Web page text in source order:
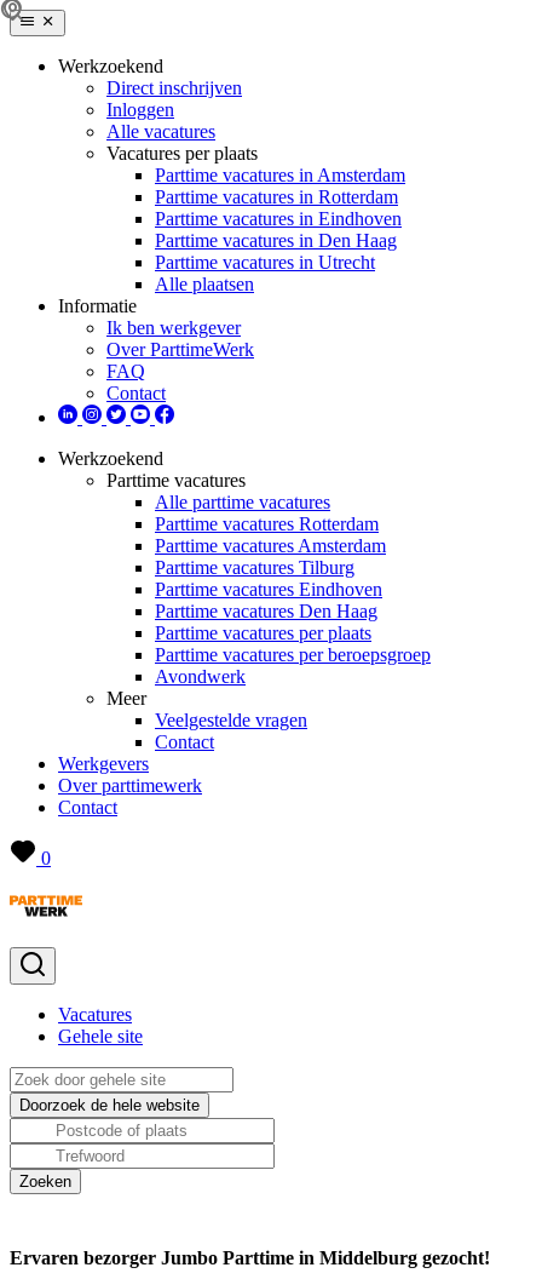
Werkzoekend
Direct inschrijven
Inloggen
Alle vacatures
Vacatures per plaats
Parttime vacatures in Amsterdam
Parttime vacatures in Rotterdam
Parttime vacatures in Eindhoven
Parttime vacatures in Den Haag
Parttime vacatures in Utrecht
Alle plaatsen
Informatie
Ik ben werkgever
Over ParttimeWerk
FAQ
Contact
Werkzoekend
Parttime vacatures
Alle parttime vacatures
Parttime vacatures Rotterdam
Parttime vacatures Amsterdam
Parttime vacatures Tilburg
Parttime vacatures Eindhoven
Parttime vacatures Den Haag
Parttime vacatures per plaats
Parttime vacatures per beroepsgroep
Avondwerk
Meer
Veelgestelde vragen
Contact
Werkgevers
Over parttimewerk
Contact
0
Vacatures
Gehele site
Ervaren bezorger Jumbo Parttime in Middelburg gezocht!